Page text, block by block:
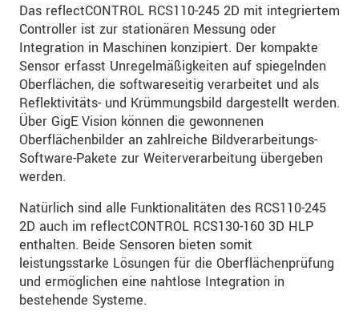
Das reflectCONTROL RCS110-245 2D mit integriertem
Controller ist zur stationären Messung oder
Integration in Maschinen konzipiert. Der kompakte
Sensor erfasst Unregelmäßigkeiten auf spiegelnden
Oberflächen, die softwareseitig verarbeitet und als
Reflektivitäts- und Krümmungsbild dargestellt werden.
Über GigE Vision können die gewonnenen
Oberflächenbilder an zahlreiche Bildverarbeitungs-
Software-Pakete zur Weiterverarbeitung übergeben
werden.
Natürlich sind alle Funktionalitäten des RCS110-245
2D auch im reflectCONTROL RCS130-160 3D HLP
enthalten. Beide Sensoren bieten somit
leistungsstarke Lösungen für die Oberflächenprüfung
und ermöglichen eine nahtlose Integration in
bestehende Systeme.